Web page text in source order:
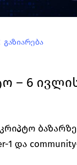
გაზიარება
– 6
და